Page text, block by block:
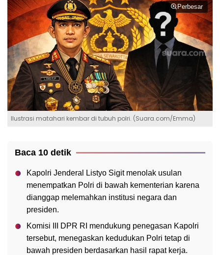
Perbesar
Ilustrasi matahari kembar di tubuh polri. (Suara.com/Emma)
Baca 10 detik
Kapolri Jenderal Listyo Sigit menolak usulan
menempatkan Polri di bawah kementerian karena
dianggap melemahkan institusi negara dan
presiden.
Komisi III DPR RI mendukung penegasan Kapolri
tersebut, menegaskan kedudukan Polri tetap di
bawah presiden berdasarkan hasil rapat kerja.